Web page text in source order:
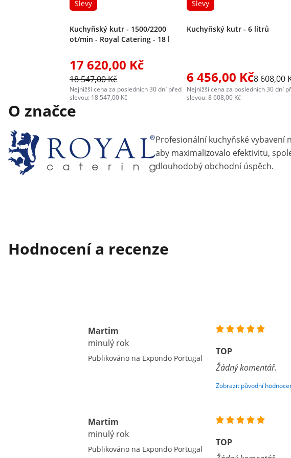
Slevy
Kuchyňský kutr - 1500/2200
ot/min - Royal Catering - 18 l
17 620,00 Kč
18 547,00 Kč
Nejnižší cena za posledních 30 dní před
slevou: 18 547,00 Kč
Slevy
Kuchyňský kutr - 6 litrů
6 456,00 Kč8 608,00
Nejnižší cena za posledních 30 dní
slevou: 8 608,00 Kč
O značce
Profesionální kuchyňské vybavení
aby maximalizovalo efektivitu,
dlouhodobý obchodní úspěch.
Hodnocení a recenze
Martim
minulý rok
Publikováno na Expondo Portugal
TOP
Žádný komentář.
Zobrazit původní
Martim
minulý rok
Publikováno na Expondo Portugal
TOP